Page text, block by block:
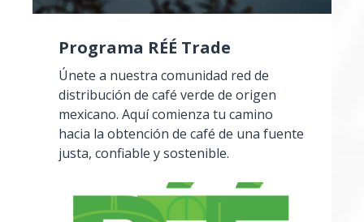
Programa RÉÉ Trade
Únete a nuestra comunidad red de
distribución de café verde de origen
mexicano. Aquí comienza tu camino
hacia la obtención de café de una fuente
justa, confiable y sostenible.